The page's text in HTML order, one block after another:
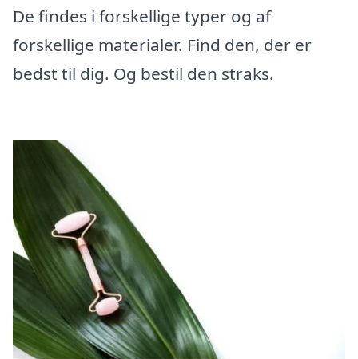
De findes i forskellige typer og af
forskellige materialer. Find den, der er
bedst til dig. Og bestil den straks.